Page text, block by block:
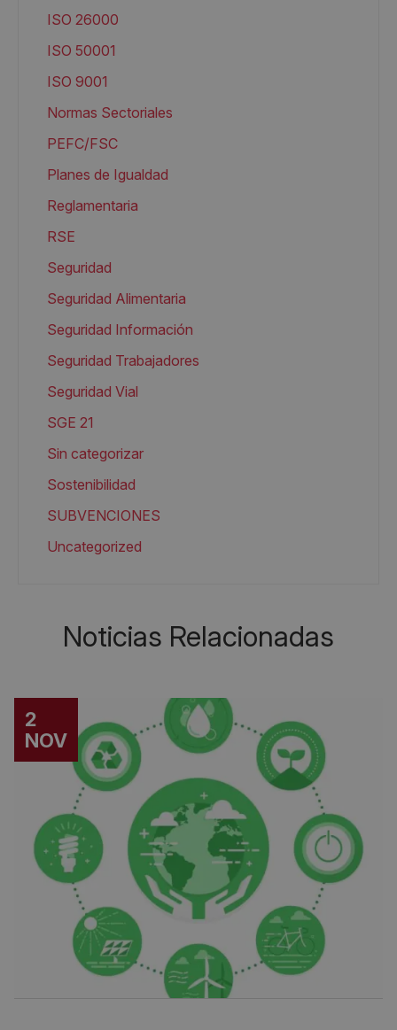
ISO 26000
ISO 50001
ISO 9001
Normas Sectoriales
PEFC/FSC
Planes de Igualdad
Reglamentaria
RSE
Seguridad
Seguridad Alimentaria
Seguridad Información
Seguridad Trabajadores
Seguridad Vial
SGE 21
Sin categorizar
Sostenibilidad
SUBVENCIONES
Uncategorized
Noticias Relacionadas
2
NOV